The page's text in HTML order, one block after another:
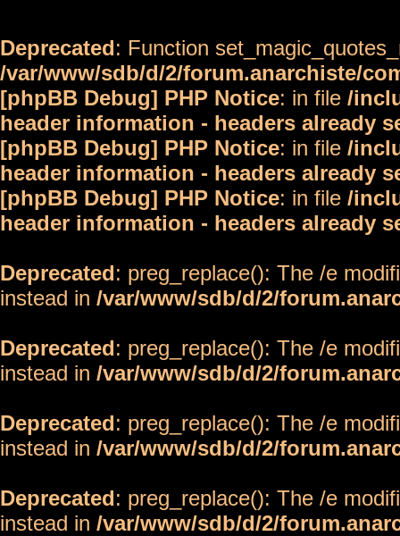
Deprecated: Function
/var/www/sdb/d/2/forum.anarchiste/
[phpBB Debug] PHP Notice: in file /
header information - headers already
[phpBB Debug] PHP Notice: in file /
header information - headers already
[phpBB Debug] PHP Notice: in file /
header information - headers already
Deprecated: preg_replace(): The /e
instead in /var/www/sdb/d/2/
Deprecated: preg_replace(): The /e
instead in /var/www/sdb/d/2/
Deprecated: preg_replace(): The /e
instead in /var/www/sdb/d/2/
Deprecated: preg_replace(): The /e
instead in /var/www/sdb/d/2/